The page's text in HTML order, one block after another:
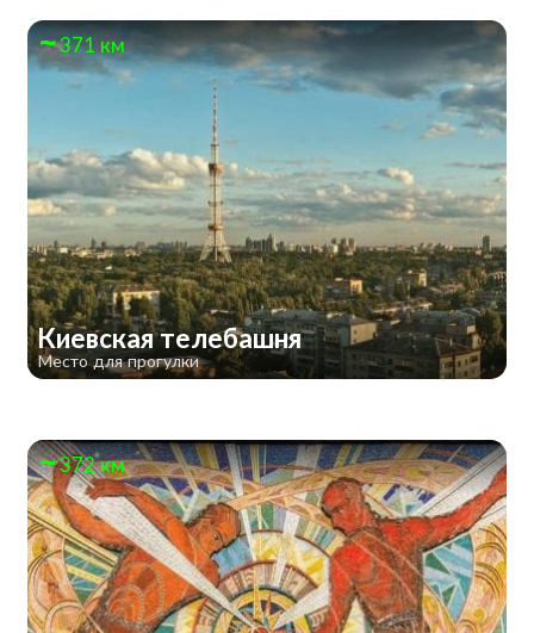
371 км
Киевская телебашня
Место для прогулки
372 км